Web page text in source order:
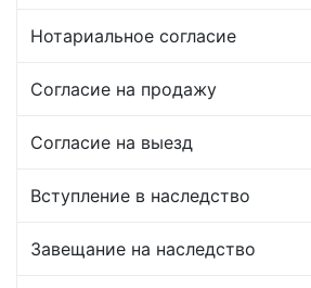
Нотариальное согласие
Согласие на продажу
Согласие на выезд
Вступление в наследство
Завещание на наследство